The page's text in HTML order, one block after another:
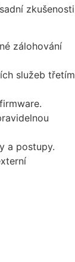
zkušenosti
zálohování
služeb třetím
a postupy.